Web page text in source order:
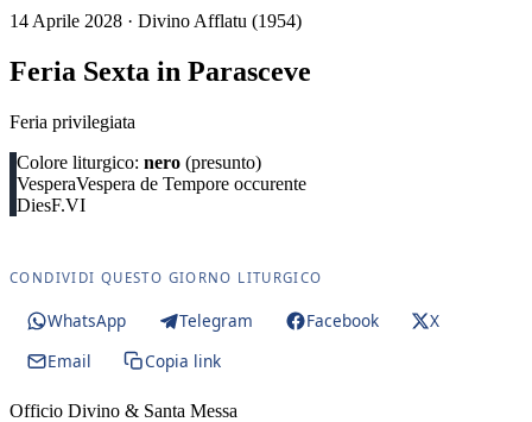
14 Aprile 2028 · Divino Afflatu (1954)
Feria Sexta in Parasceve
Feria privilegiata
Colore liturgico: nero (presunto)
VesperaVespera de Tempore occurente
DiesF.VI
CONDIVIDI QUESTO GIORNO LITURGICO
WhatsApp Telegram Facebook
X
Email
Copia link
Officio Divino & Santa Messa